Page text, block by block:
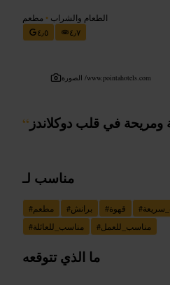
الطعام والشراب • مطعم
٤٫٥
٤٫٧
الصورة /www.pointahotels.com
“ في قلب دوكلاندز
مناسب لـ
#مطعم #برانش #قهوة #
#مناسب_للعائلة #مناسب_للعمل
ما الذي تتوقعه